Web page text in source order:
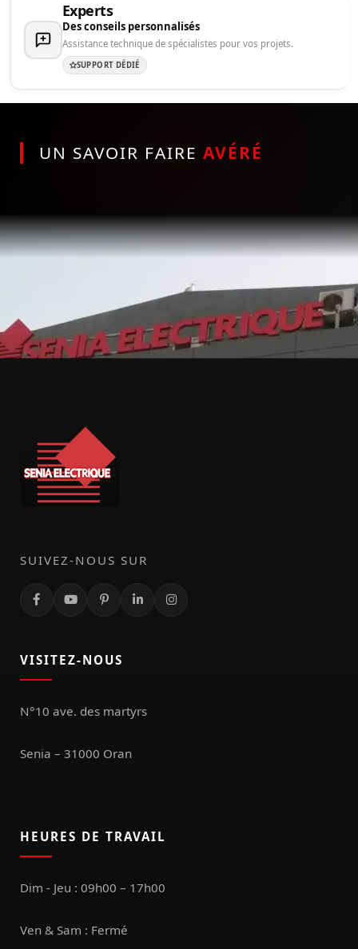
Experts
Des conseils personnalisés
Assistance technique de spécialistes pour vos projets.
SUPPORT DÉDIÉ
UN SAVOIR FAIRE AVÉRÉ
SUIVEZ-NOUS SUR
VISITEZ-NOUS
N°10 ave. des martyrs
Senia – 31000 Oran
HEURES DE TRAVAIL
Dim - Jeu : 09h00 – 17h00
Ven & Sam : Fermé